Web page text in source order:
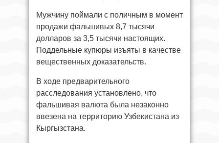
Мужчину поймали с поличным в момент
продажи фальшивых 8,7 тысячи
долларов за 3,5 тысячи настоящих.
Поддельные купюры изъяты в качестве
вещественных доказательств.
В ходе предварительного
расследования установлено, что
фальшивая валюта была незаконно
ввезена на территорию Узбекистана из
Кыргызстана.